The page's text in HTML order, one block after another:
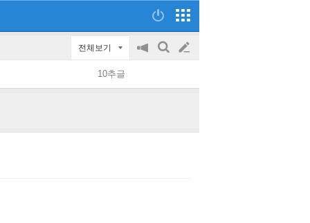
전체보기
공
on/off
검
글
쓰
10추글